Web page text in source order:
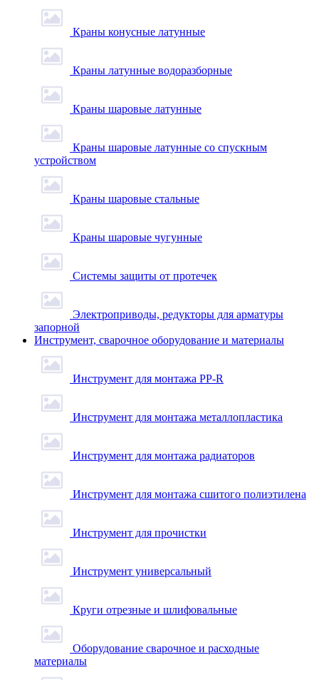
Краны конусные латунные
Краны латунные водоразборные
Краны шаровые латунные
Краны шаровые латунные со спускным
устройством
Краны шаровые стальные
Краны шаровые чугунные
Системы защиты от протечек
Электроприводы, редукторы для арматуры
запорной
Инструмент, сварочное оборудование и материалы
Инструмент для монтажа PP-R
Инструмент для монтажа металлопластика
Инструмент для монтажа радиаторов
Инструмент для монтажа сшитого полиэтилена
Инструмент для прочистки
Инструмент универсальный
Круги отрезные и шлифовальные
Оборудование сварочное и расходные
материалы